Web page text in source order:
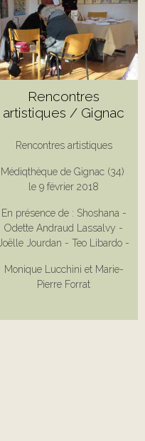
Rencontres
artistiques / Gignac
Rencontres artistiques
Médiqthèque de Gignac (34)
le 9 février 2018
En présence de : Shoshana -
Odette Andraud Lassalvy -
Joëlle Jourdan - Teo Libardo -
Monique Lucchini et Marie-
Pierre Forrat